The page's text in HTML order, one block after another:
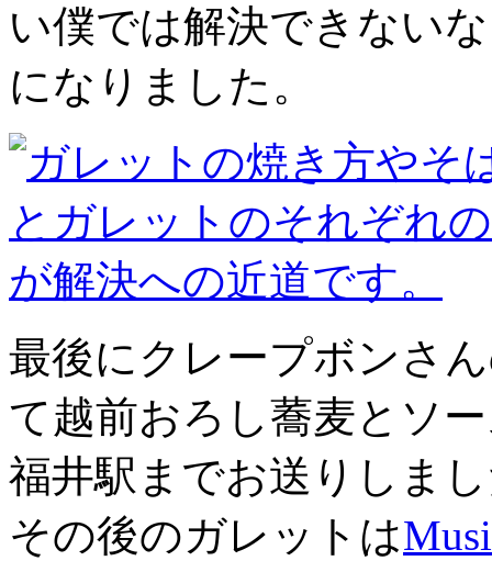
い僕では解決できない
になりました。
最後にクレープボンさ
て越前おろし蕎麦とソ
福井駅までお送りしま
その後のガレットは